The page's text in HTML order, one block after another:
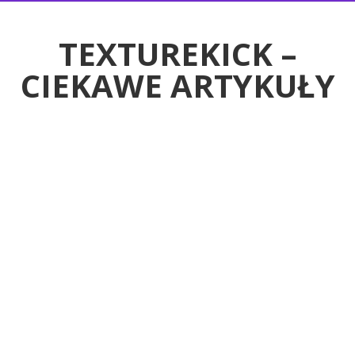
TEXTUREKICK –
CIEKAWE ARTYKUŁY